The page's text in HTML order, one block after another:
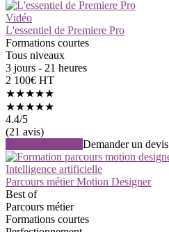
Vidéo
L'essentiel de Premiere Pro
Formations courtes
Tous niveaux
3 jours - 21 heures
2 100€ HT
★★★★★
★★★★★
4.4/5
(21 avis)
Demander un devis
Intelligence artificielle
Parcours métier Motion Designer
Best of
Parcours métier
Formations courtes